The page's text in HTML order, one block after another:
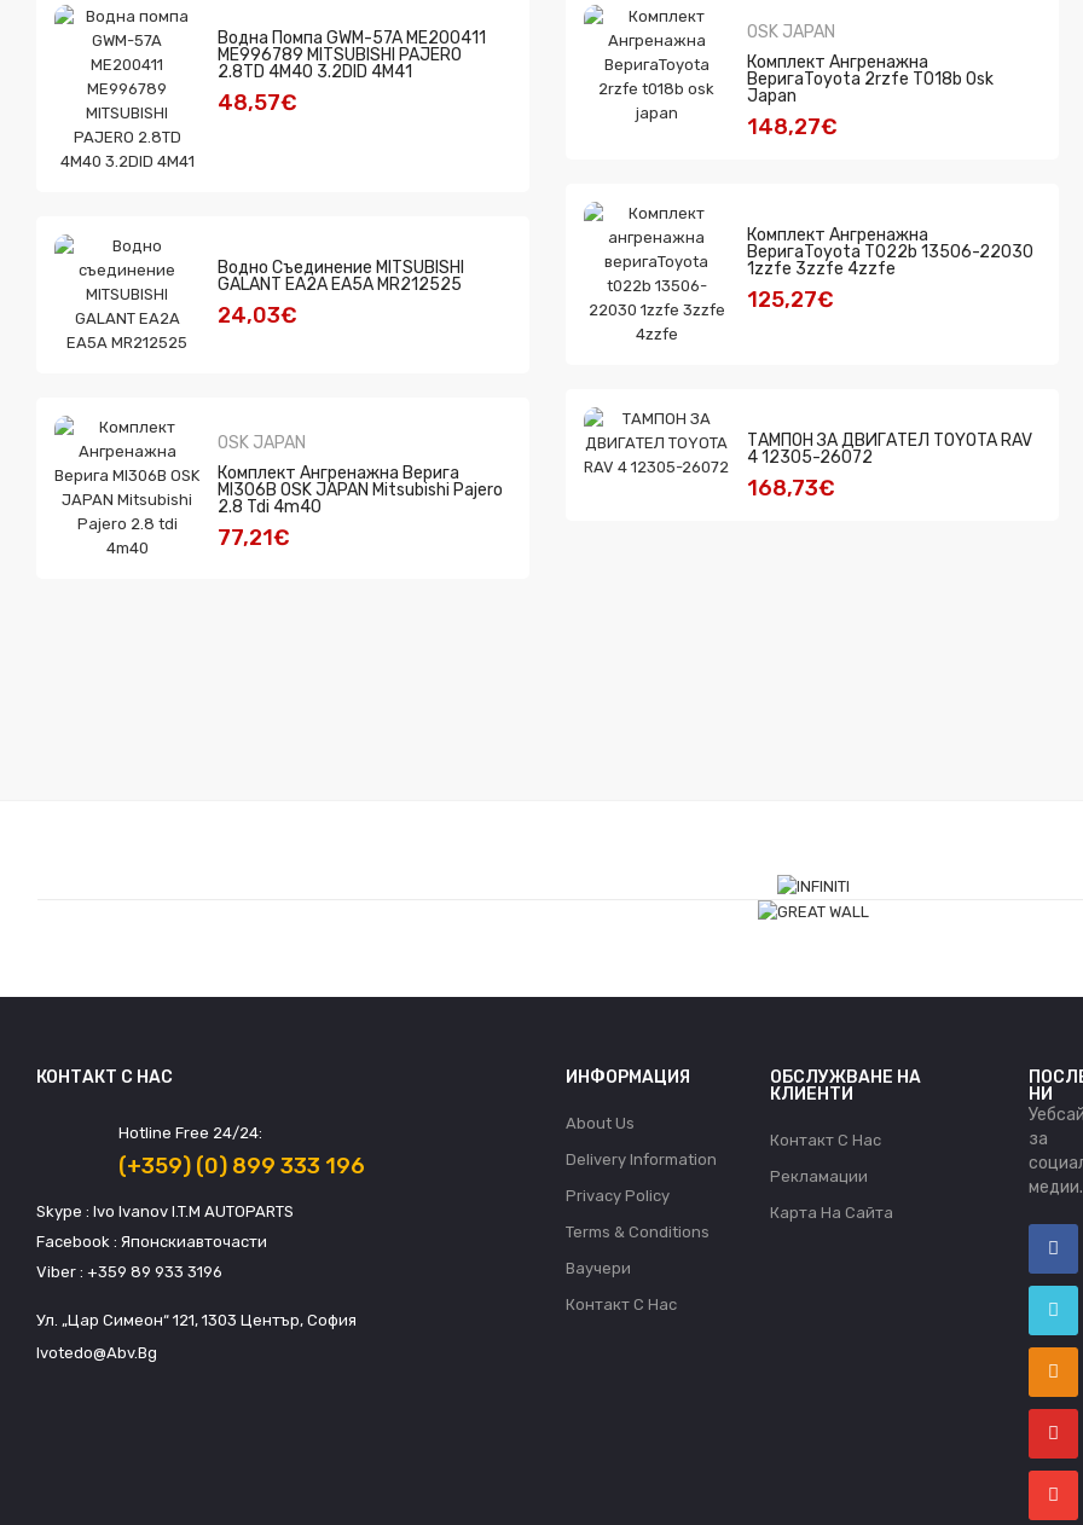
Водна Помпа GWM-57A ME200411
ME996789 MITSUBISHI PAJERO
2.8TD 4M40 3.2DID 4M41
48,57€
Водно Съединение MITSUBISHI
GALANT EA2A EA5A MR212525
24,03€
OSK JAPAN
Комплект Ангренажна Верига
MI306B OSK JAPAN Mitsubishi Pajero
2.8 Tdi 4m40
77,21€
OSK JAPAN
Успокоител Ангренажна Верига
MI306G OSK JAPAN Mitsubishi Pajero
2.8 Tdi 4m40
77,21€
OSK JAPAN
Комплект Ангренажна
ВеригаToyota 2rzfe T018b Osk
Japan
148,27€
Комплект Ангренажна
ВеригаToyota T022b 13506-22030
1zzfe 3zzfe 4zzfe
125,27€
ТАМПОН ЗА ДВИГАТЕЛ TOYOTA RAV
4 12305-26072
168,73€
КОНТАКТ С НАС
Hotline Free 24/24:
(+359) (0) 899 333 196
Skype : Ivo Ivanov I.T.M AUTOPARTS
Facebook : Японскиавточасти
Viber : +359 89 933 3196
Ул. „Цар Симеон“ 121, 1303 Център, София
Ivotedo@abv.bg
ИНФОРМАЦИЯ
About Us
Delivery Information
Privacy Policy
Terms & Conditions
Ваучери
Контакт С Нас
ОБСЛУЖВАНЕ НА
КЛИЕНТИ
Контакт С Нас
Рекламации
Карта На Сайта
НИ
за
медии.